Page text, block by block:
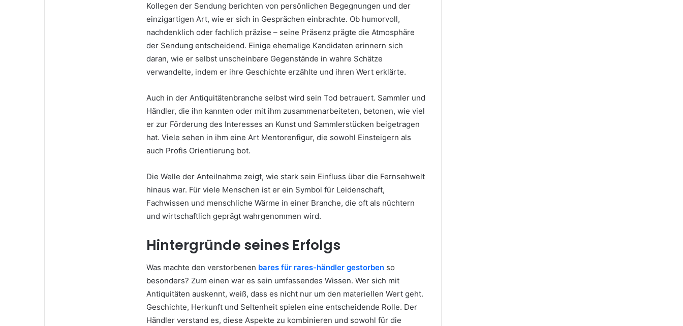
Kollegen der Sendung berichten von persönlichen Begegnungen und der
einzigartigen Art, wie er sich in Gesprächen einbrachte. Ob humorvoll,
nachdenklich oder fachlich präzise – seine Präsenz prägte die Atmosphäre
der Sendung entscheidend. Einige ehemalige Kandidaten erinnern sich
daran, wie er selbst unscheinbare Gegenstände in wahre Schätze
verwandelte, indem er ihre Geschichte erzählte und ihren Wert erklärte.
Auch in der Antiquitätenbranche selbst wird sein Tod betrauert. Sammler und
Händler, die ihn kannten oder mit ihm zusammenarbeiteten, betonen, wie viel
er zur Förderung des Interesses an Kunst und Sammlerstücken beigetragen
hat. Viele sehen in ihm eine Art Mentorenfigur, die sowohl Einsteigern als
auch Profis Orientierung bot.
Die Welle der Anteilnahme zeigt, wie stark sein Einfluss über die Fernsehwelt
hinaus war. Für viele Menschen ist er ein Symbol für Leidenschaft,
Fachwissen und menschliche Wärme in einer Branche, die oft als nüchtern
und wirtschaftlich geprägt wahrgenommen wird.
Hintergründe seines Erfolgs
Was machte den verstorbenen bares für rares-händler gestorben so
besonders? Zum einen war es sein umfassendes Wissen. Wer sich mit
Antiquitäten auskennt, weiß, dass es nicht nur um den materiellen Wert geht.
Geschichte, Herkunft und Seltenheit spielen eine entscheidende Rolle. Der
Händler verstand es, diese Aspekte zu kombinieren und sowohl für die